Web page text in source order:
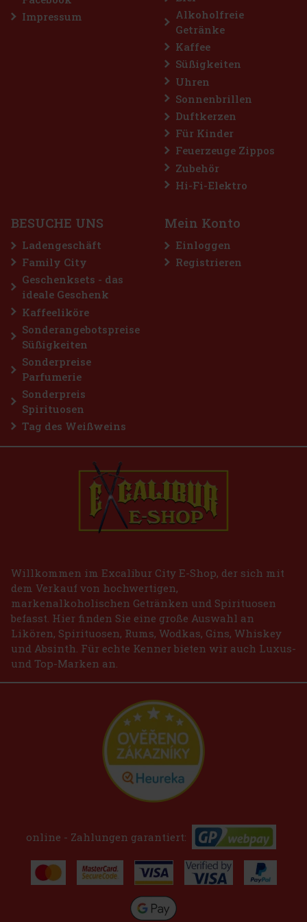
Nuxe Huile Prodigieuse Dry Oil ® Or Florale 50 ml
Nuxe Huile Prodigieuse® Or Florale ist ein kultiges Trockenöl, das
Luxus und natürliche Pflege vereint. Angereichert mit 7 wertvollen,
100% pflanzlichen Ölen und goldenen Perlenpartikeln, verleiht
Impressum
Alkoholfreie
Getränke
Kaffee
Süßigkeiten
Uhren
Sonnenbrillen
Duftkerzen
Für Kinder
Feuerzeuge Zippos
Zubehör
Hi-Fi-Elektro
BESUCHE UNS
Ladengeschäft
Family City
Geschenksets - das
ideale Geschenk
Kaffeeliköre
Sonderangebotspreise
Süßigkeiten
Sonderpreise
Parfumerie
Sonderpreis
Spirituosen
Tag des Weißweins
Mein Konto
Einloggen
Registrieren
Willkommen im Excalibur City E-Shop, der sich mit
dem Verkauf von hochwertigen,
markenalkoholischen Getränken und Spirituosen
befasst. Hier finden Sie eine große Auswahl an
Likören, Spirituosen, Rums, Wodkas, Gins, Whiskey
und Absinth. Für echte Kenner bieten wir auch Luxus-
und Top-Marken an.
online - Zahlungen garantiert: